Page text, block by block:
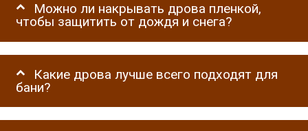
Можно ли накрывать дрова пленкой,
чтобы защитить от дождя и снега?
Какие дрова лучше всего подходят для
бани?